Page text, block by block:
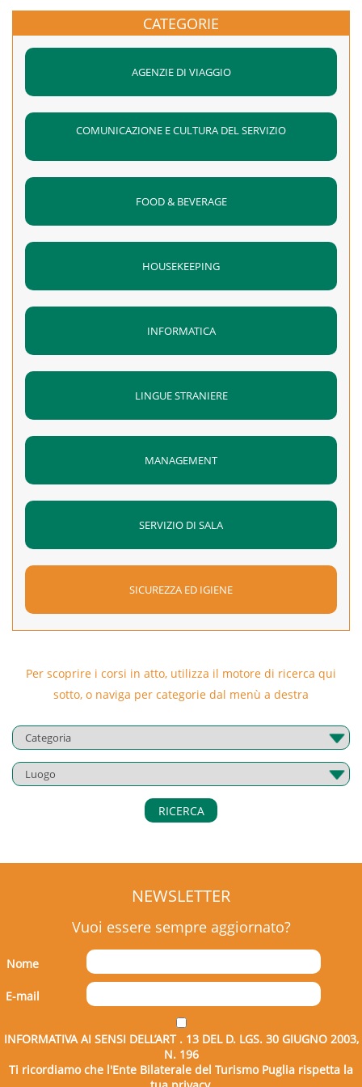
Posizionamento:Esercitazione sulla Posizione
Laterale di Sicurezza (PLS) e tecniche di spostamento
d’emergenza.
Utilizzo dei presidi:Presa visione e ripasso dei
contenuti della cassetta di pronto soccorso aziendale.
Rianimazione Cardio-Polmonare (RCP):Esercitazione
ventilazioni 30:2).
Manovre di Disostruzione:Prova pratica della
Posizionamento:Esercitazione sulla Posizione
Utilizzo dei presidi:Presa visione e ripasso dei
contenuti della cassetta di pronto soccorso aziendale.
Organi di vigilanza, controllo e assistenza
Rischi sugli infortuni
Macchine e attrezzature
Organizzazione del lavoro.
La formazione verrà erogata da Smile Puglia ente
accreditato alla Regione Puglia e convenzionato con EBT
CATEGORIE
AGENZIE DI VIAGGIO
COMUNICAZIONE E CULTURA DEL SERVIZIO
FOOD & BEVERAGE
HOUSEKEEPING
INFORMATICA
LINGUE STRANIERE
MANAGEMENT
SERVIZIO DI SALA
SICUREZZA ED IGIENE
Per scoprire i corsi in atto, utilizza il motore di ricerca qui
sotto, o naviga per categorie dal menù a destra
RICERCA
NEWSLETTER
Vuoi essere sempre aggiornato?
Nome
E-mail
INFORMATIVA AI SENSI DELL’ART . 13 DEL D. LGS. 30 GIUGNO 2003,
N. 196
Ti ricordiamo che l'Ente Bilaterale del Turismo Puglia rispetta la